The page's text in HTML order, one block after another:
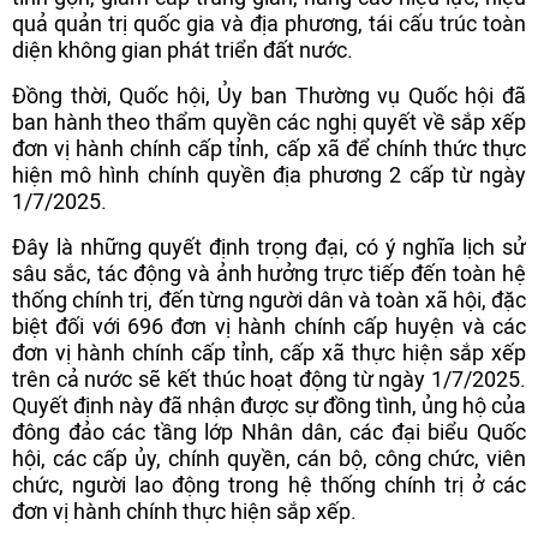
quả quản trị quốc gia và địa phương, tái cấu trúc toàn
diện không gian phát triển đất nước.
Đồng thời, Quốc hội, Ủy ban Thường vụ Quốc hội đã
ban hành theo thẩm quyền các nghị quyết về sắp xếp
đơn vị hành chính cấp tỉnh, cấp xã để chính thức thực
hiện mô hình chính quyền địa phương 2 cấp từ ngày
1/7/2025.
Đây là những quyết định trọng đại, có ý nghĩa lịch sử
sâu sắc, tác động và ảnh hưởng trực tiếp đến toàn hệ
thống chính trị, đến từng người dân và toàn xã hội, đặc
biệt đối với 696 đơn vị hành chính cấp huyện và các
đơn vị hành chính cấp tỉnh, cấp xã thực hiện sắp xếp
trên cả nước sẽ kết thúc hoạt động từ ngày 1/7/2025.
Quyết định này đã nhận được sự đồng tình, ủng hộ của
đông đảo các tầng lớp Nhân dân, các đại biểu Quốc
hội, các cấp ủy, chính quyền, cán bộ, công chức, viên
chức, người lao động trong hệ thống chính trị ở các
đơn vị hành chính thực hiện sắp xếp.